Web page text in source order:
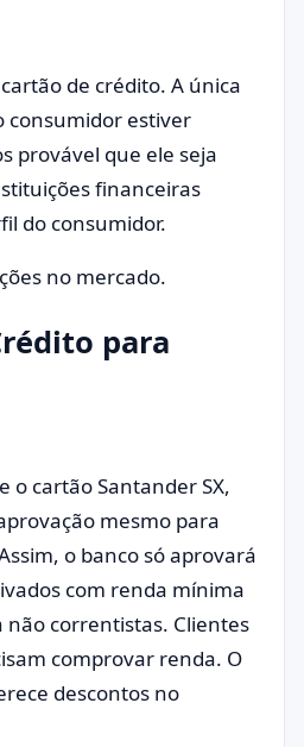
de crédito. A única
consumidor estiver
provável que ele seja
financeiras
do consumidor.
no mercado.
para
o cartão Santander SX,
mesmo para
o banco só aprovará
com renda mínima
não correntistas. Clientes
comprovar renda. O
descontos no